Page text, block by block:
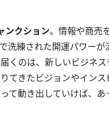
ンクション。情報や商売
洗練された開運パワーが
のは、新しいビジネス
てきたビジョンやインス
て動き出していけば、あ